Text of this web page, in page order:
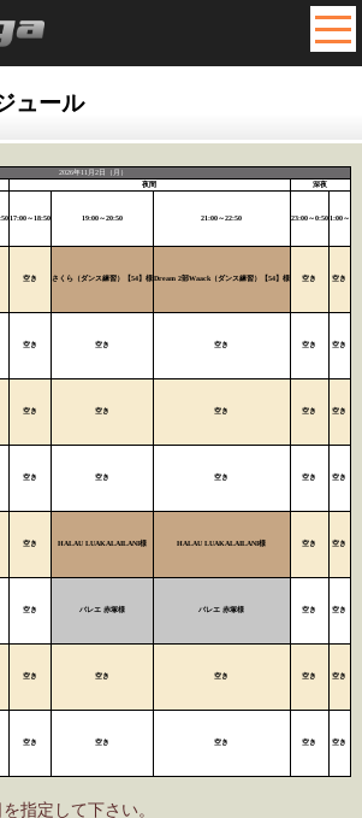
ュール
2026年11月2日（月）
夜間
深夜
17:00～18:50 19:00～20:50 21:00～22:50 23:00～0:50 1:00～
空き さくら（ダンス練習）【54】様 Dream 2部Waack（ダンス練習）【54】様 空き 空き
空き 空き 空き 空き 空き
空き 空き 空き 空き 空き
空き 空き 空き 空き 空き
空き HALAU LUAKALAILANI様 HALAU LUAKALAILANI様 空き 空き
空き バレエ 赤塚様 バレエ 赤塚様 空き 空き
空き 空き 空き 空き 空き
空き 空き 空き 空き 空き
指定して下さい。